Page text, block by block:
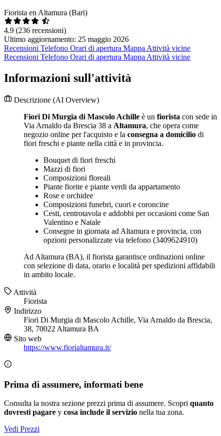
Fiorista en Altamura (Bari)
4.9 (236 recensioni)
Ultimo aggiornamento: 25 maggio 2026
Recensioni Telefono Orari di apertura Mappa Attività vicine
Recensioni Telefono Orari di apertura Mappa Attività vicine
Informazioni sull'attività
Descrizione (AI Overview)
Fiori Di Murgia di Mascolo Achille è un fiorista con sede in
Via Arnaldo da Brescia 38 a Altamura, che opera come
negozio online per l'acquisto e la consegna a domicilio di
fiori freschi e piante nella città e in provincia.
Bouquet di fiori freschi
Mazzi di fiori
Composizioni floreali
Piante fiorite e piante verdi da appartamento
Rose e orchidee
Composizioni funebri, cuori e coroncine
Cesti, centrotavola e addobbi per occasioni come San
Valentino e Natale
Consegne in giornata ad Altamura e provincia, con
opzioni personalizzate via telefono (3409624910)
Ad Altamura (BA), il fiorista garantisce ordinazioni online
con selezione di data, orario e località per spedizioni affidabili
in ambito locale.
Attività
Fiorista
Indirizzo
Fiori Di Murgia di Mascolo Achille, Via Arnaldo da Brescia,
38, 70022 Altamura BA
Sito web
https://www.fiorialtamura.it/
Prima di assumere, informati bene
Consulta la nostra sezione prezzi prima di assumere. Scopri quanto
dovresti pagare y cosa include il servizio nella tua zona.
Vedi Prezzi